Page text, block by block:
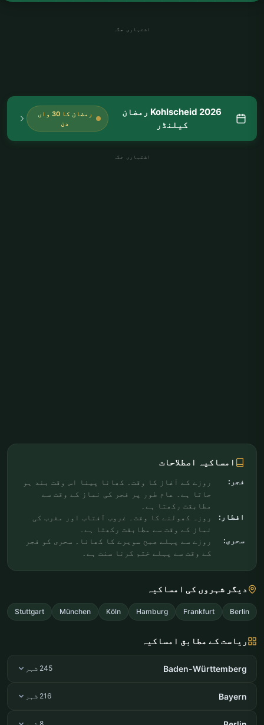
اشتہاری جگہ
Kohlscheid 2026 رمضان
کیلنڈر
رمضان کا 30 واں
دن
اشتہاری جگہ
امساکیہ اصطلاحات
فجر:
روزے کے آغاز کا وقت۔ کھانا پینا اس وقت بند ہو
جاتا ہے۔ عام طور پر فجر کی نماز کے وقت سے
مطابقت رکھتا ہے۔
افطار:
روزہ کھولنے کا وقت۔ غروب آفتاب اور مغرب کی
نماز کے وقت سے مطابقت رکھتا ہے۔
سحری:
روزے سے پہلے صبح سویرے کا کھانا۔ سحری کو فجر
کے وقت سے پہلے ختم کرنا سنت ہے۔
دیگر شہروں کی امساکیہ
Berlin
Frankfurt
Hamburg
Köln
München
Stuttgart
ریاست کے مطابق امساکیہ
Baden-Württemberg 245 شہر
Bayern 216 شہر